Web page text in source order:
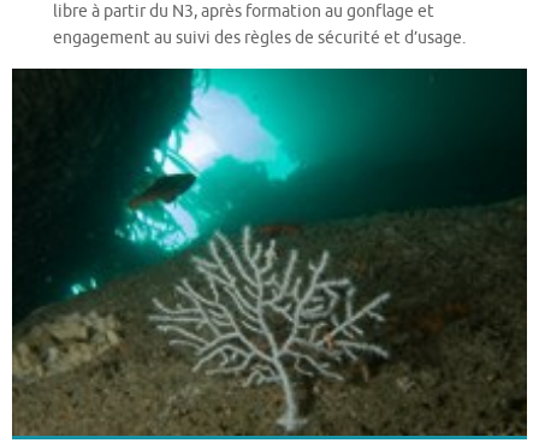
libre à partir du N3, après formation au gonflage et
engagement au suivi des règles de sécurité et d’usage.